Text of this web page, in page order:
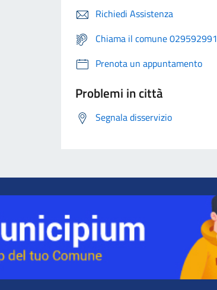
Richiedi Assistenza
Chiama il comune 029592991
Prenota un appuntamento
Problemi in città
Segnala disservizio